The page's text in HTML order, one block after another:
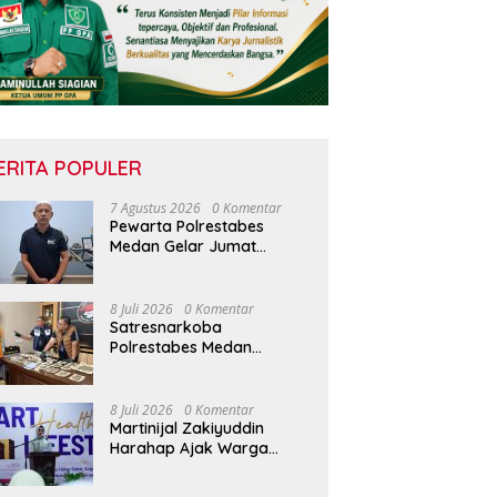
POPULER
7 Agustus 2026 0 Komentar
Pewarta Polrestabes
Medan Gelar Jumat
Sinergi Media dan
Kepolisian
8 Juli 2026 0 Komentar
Satresnarkoba
Polrestabes Medan
8 Juli 2026 0 Komentar
Martinijal Zakiyuddin
Harahap Ajak Warga